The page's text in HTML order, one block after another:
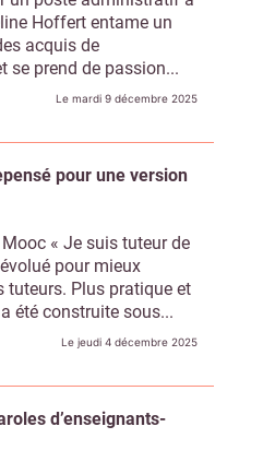
Hoffert entame un
acquis de
se prend de passion...
Le mardi 9 décembre 2025
pour une version
« Je suis tuteur de
pour mieux
tuteurs. Plus pratique et
été construite sous...
Le jeudi 4 décembre 2025
d’enseignants-